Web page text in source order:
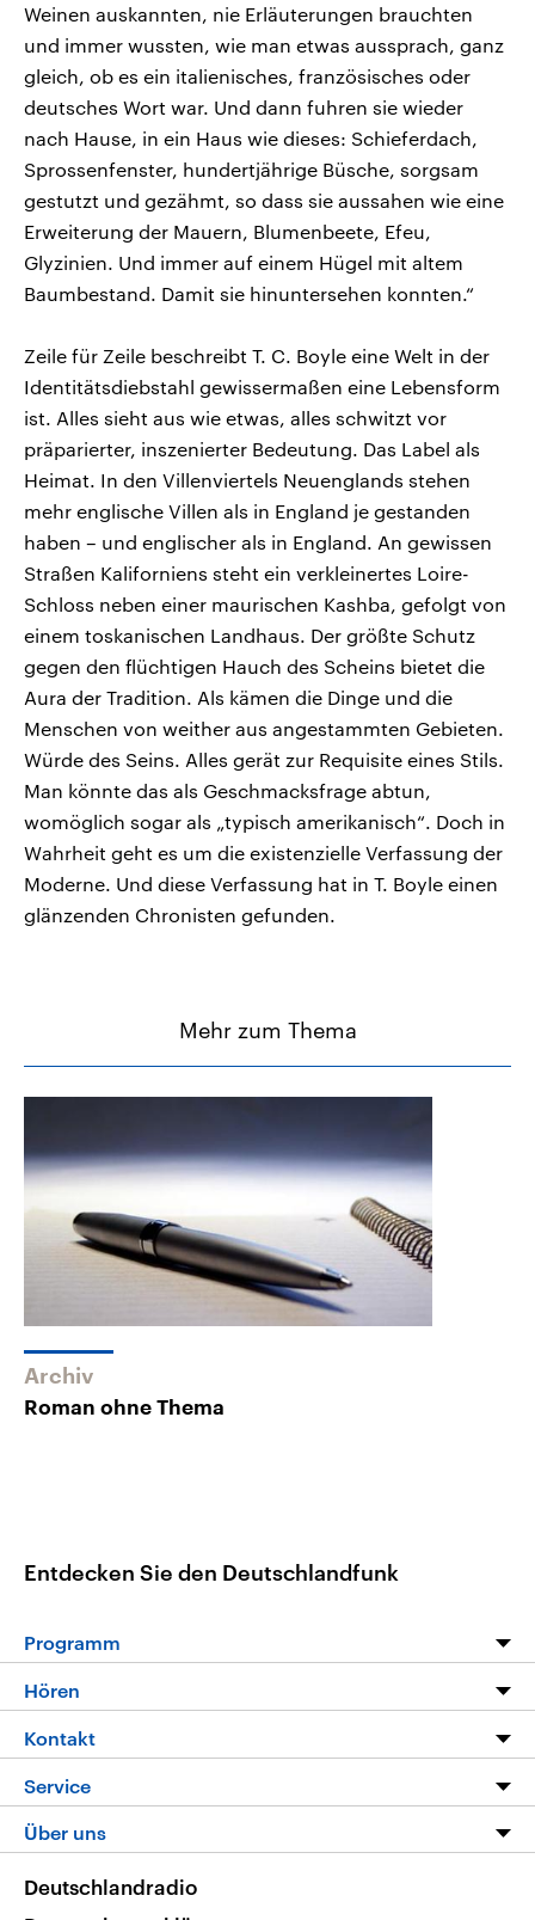
Weinen auskannten, nie Erläuterungen brauchten
und immer wussten, wie man etwas aussprach, ganz
gleich, ob es ein italienisches, französisches oder
deutsches Wort war. Und dann fuhren sie wieder
nach Hause, in ein Haus wie dieses: Schieferdach,
Sprossenfenster, hundertjährige Büsche, sorgsam
gestutzt und gezähmt, so dass sie aussahen wie eine
Erweiterung der Mauern, Blumenbeete, Efeu,
Glyzinien. Und immer auf einem Hügel mit altem
Baumbestand. Damit sie hinuntersehen konnten.“
Zeile für Zeile beschreibt T. C. Boyle eine Welt in der
Identitätsdiebstahl gewissermaßen eine Lebensform
ist. Alles sieht aus wie etwas, alles schwitzt vor
präparierter, inszenierter Bedeutung. Das Label als
Heimat. In den Villenviertels Neuenglands stehen
mehr englische Villen als in England je gestanden
haben – und englischer als in England. An gewissen
Straßen Kaliforniens steht ein verkleinertes Loire-
Schloss neben einer maurischen Kashba, gefolgt von
einem toskanischen Landhaus. Der größte Schutz
gegen den flüchtigen Hauch des Scheins bietet die
Aura der Tradition. Als kämen die Dinge und die
Menschen von weither aus angestammten Gebieten.
Würde des Seins. Alles gerät zur Requisite eines Stils.
Man könnte das als Geschmacksfrage abtun,
womöglich sogar als „typisch amerikanisch“. Doch in
Wahrheit geht es um die existenzielle Verfassung der
Moderne. Und diese Verfassung hat in T. Boyle einen
glänzenden Chronisten gefunden.
Mehr zum Thema
Archiv
Roman ohne Thema
Entdecken Sie den Deutschlandfunk
Programm
Die Nachrichten
Nachrichtenleicht
Neue Beiträge auf dlf.de
Hören
Livestream
Podcasts
Deutschlandfunk App
Nachrichten App
Kontakt
Service
FAQ
Veranstaltungen
Über uns
Deutschlandradio